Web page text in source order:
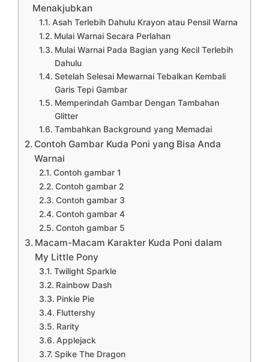
Menakjubkan
Asah Terlebih Dahulu Krayon atau Pensil Warna
Mulai Warnai Secara Perlahan
Mulai Warnai Pada Bagian yang Kecil Terlebih
Dahulu
Setelah Selesai Mewarnai Tebalkan Kembali
Garis Tepi Gambar
Memperindah Gambar Dengan Tambahan
Glitter
Tambahkan Background yang Memadai
Contoh Gambar Kuda Poni yang Bisa Anda
Warnai
Contoh gambar 1
Contoh gambar 2
Contoh gambar 3
Contoh gambar 4
Contoh gambar 5
Macam-Macam Karakter Kuda Poni dalam
My Little Pony
Twilight Sparkle
Rainbow Dash
Pinkie Pie
Fluttershy
Rarity
Applejack
Spike The Dragon